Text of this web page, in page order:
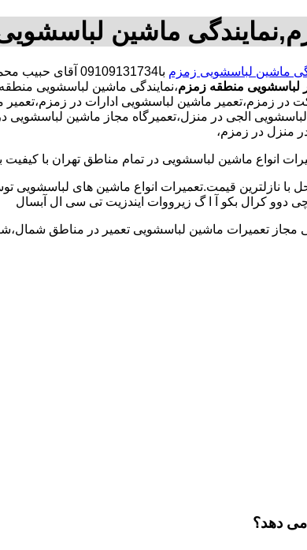
ماشین
ماشین لباسشویی زمزم
با09109131734
لباسشویی منطقه زمزم،نمایندگی ماشین لباسشویی
ماشین لباسشویی ادارات در زمزم،تعمیر
الجی در منزل،تعمیرگاه مجاز ماشین لباسشویی در
منزل در زمزم،
ماشین لباسشویی در تمام مناطق تهران با کیفیت
با نازلترین قیمت.تعمیرات انواع ماشین های لباسشویی
دوو کرال بکو آ ا گ زیرووات ایندزیت تی سی ال آبسال
مجاز تعمیرات ماشین لباسشویی تعمیر در مناطق
می دهد؟